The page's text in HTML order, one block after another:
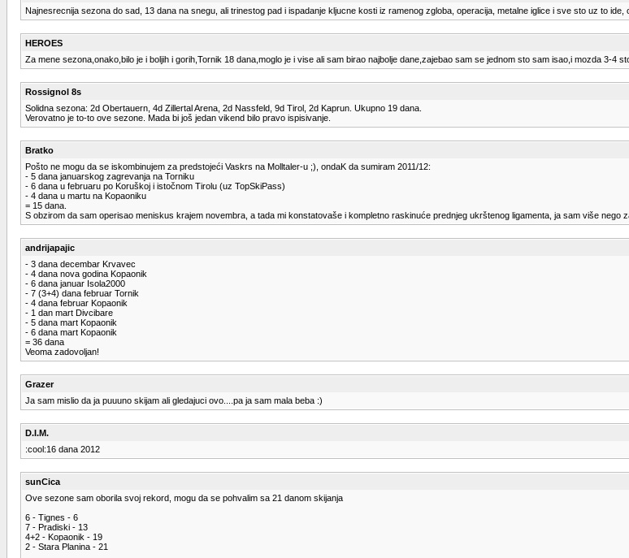
Najnesrecnija sezona do sad, 13 dana na snegu, ali trinestog pad i ispadanje kljucne kosti iz ramenog zgloba, operacija, metalne iglice i sve sto uz to
HEROES
Za mene sezona,onako,bilo je i boljih i gorih,Tornik 18 dana,moglo je i vise ali sam birao najbolje dane,zajebao sam se jednom sto sam isao,i mozda 3-4
Rossignol 8s
Solidna sezona: 2d Obertauern, 4d Zillertal Arena, 2d Nassfeld, 9d Tirol, 2d Kaprun. Ukupno 19 dana.
Verovatno je to-to ove sezone. Mada bi još jedan vikend bilo pravo ispisivanje.
Bratko
Pošto ne mogu da se iskombinujem za predstojeći Vaskrs na Molltaler-u ;), ondaK da sumiram 2011/12:
- 5 dana januarskog zagrevanja na Torniku
- 6 dana u februaru po Koruškoj i istočnom Tirolu (uz TopSkiPass)
- 4 dana u martu na Kopaoniku
= 15 dana.
S obzirom da sam operisao meniskus krajem novembra, a tada mi konstatovaše i kompletno raskinuće prednjeg ukrštenog ligamenta, ja sam više nego
andrijapajic
- 3 dana decembar Krvavec
- 4 dana nova godina Kopaonik
- 6 dana januar Isola2000
- 7 (3+4) dana februar Tornik
- 4 dana februar Kopaonik
- 1 dan mart Divcibare
- 5 dana mart Kopaonik
- 6 dana mart Kopaonik
= 36 dana
Veoma zadovoljan!
Grazer
Ja sam mislio da ja puuuno skijam ali gledajuci ovo....pa ja sam mala beba :)
D.I.M.
:cool:16 dana 2012
sunCica
Ove sezone sam oborila svoj rekord, mogu da se pohvalim sa 21 danom skijanja
6 - Tignes - 6
7 - Pradiski - 13
4+2 - Kopaonik - 19
2 - Stara Planina - 21